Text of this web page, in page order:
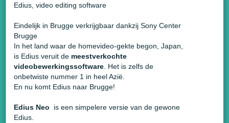
Edius, video editing software
Eindelijk in Brugge verkrijgbaar dankzij Sony Center
Brugge
In het land waar de homevideo-gekte begon, Japan,
is Edius veruit de meestverkochte
videobewerkingssoftware. Het is zelfs de
onbetwiste nummer 1 in heel Azië.
En nu komt Edius naar Brugge!
Edius Neo is een simpelere versie van de gewone
Edius.